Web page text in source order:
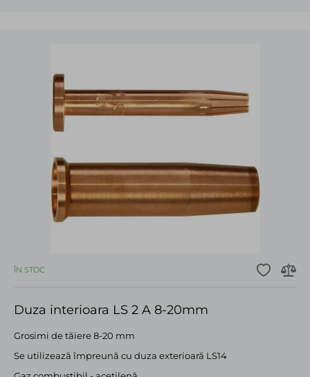
ÎN STOC
Duza interioara LS 2 A 8-20mm
Grosimi de tăiere 8-20 mm
Se utilizează împreună cu duza exterioară LS14